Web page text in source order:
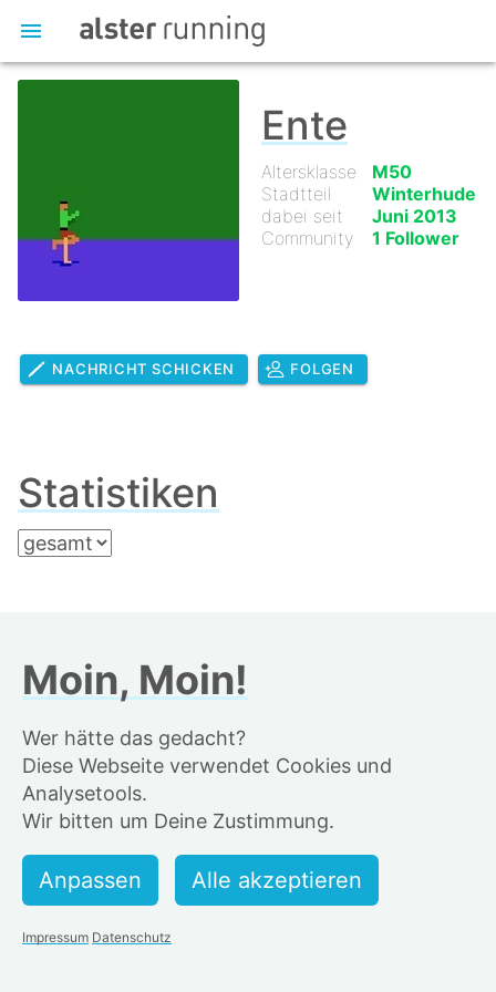
Ente
Altersklasse
M50
Stadtteil
Winterhude
dabei seit
Juni 2013
Community
1 Follower
NACHRICHT SCHICKEN FOLGEN
Statistiken
Alsterrunden
Distanz
Zeit
längste Streak
Moin, Moin!
Wer hätte das gedacht?
Diese Webseite verwendet Cookies und
Analysetools.
Wir bitten um Deine Zustimmung.
Impressum Datenschutz